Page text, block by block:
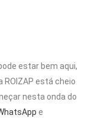
estar bem aqui,
ROIZAP está cheio
nesta onda do
e